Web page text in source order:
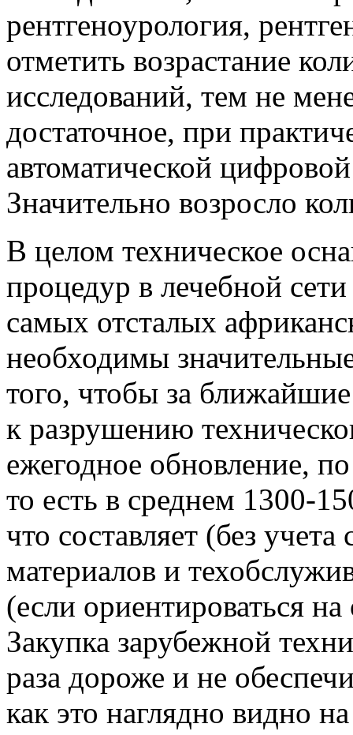
рентгеноурология,
отметить возрастание
исследований, тем не
достаточное, при
автоматической
Значительно возросло
В целом техническое
процедур в лечебной
самых отсталых
необходимы
того, чтобы за
к разрушению
ежегодное обновление,
то есть в среднем 1300-
что составляет (без
материалов и
(если ориентироваться
Закупка зарубежной
раза дороже и не
как это наглядно видно